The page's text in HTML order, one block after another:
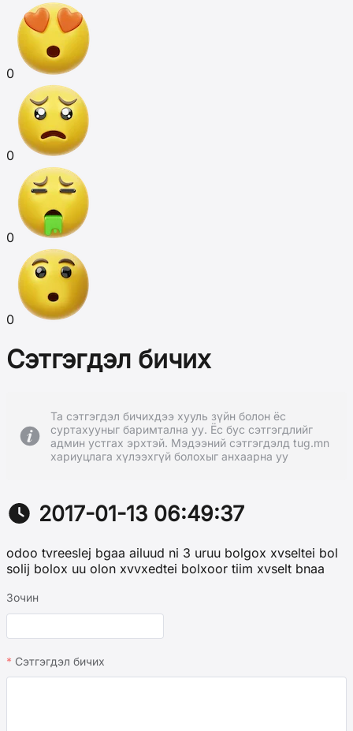
0
0
0
0
Сэтгэгдэл бичих
Та сэтгэгдэл бичихдээ хууль зүйн болон ёс
суртахууныг баримтална уу. Ёс бус сэтгэгдлийг
админ устгах эрхтэй. Мэдээний сэтгэгдэлд tug.mn
хариуцлага хүлээхгүй болохыг анхаарна уу
2017-01-13 06:49:37
odoo tvreeslej bgaa ailuud ni 3 uruu bolgox xvseltei bol
solij bolox uu olon xvvxedtei bolxoor tiim xvselt bnaa
Зочин
Сэтгэгдэл бичих